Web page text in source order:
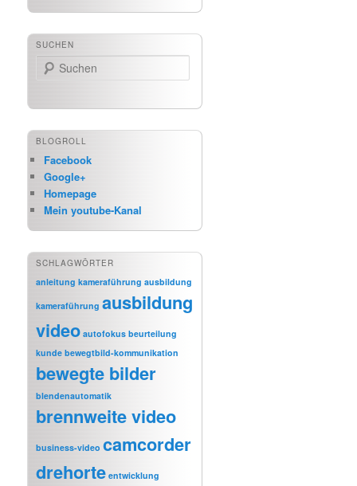
SUCHEN
Suchen
BLOGROLL
Facebook
Google+
Homepage
Mein youtube-Kanal
SCHLAGWÖRTER
anleitung kameraführung ausbildung
kameraführung ausbildung
video autofokus beurteilung
kunde bewegtbild-kommunikation
bewegte bilder
blendenautomatik
brennweite video
business-video camcorder
drehorte entwicklung